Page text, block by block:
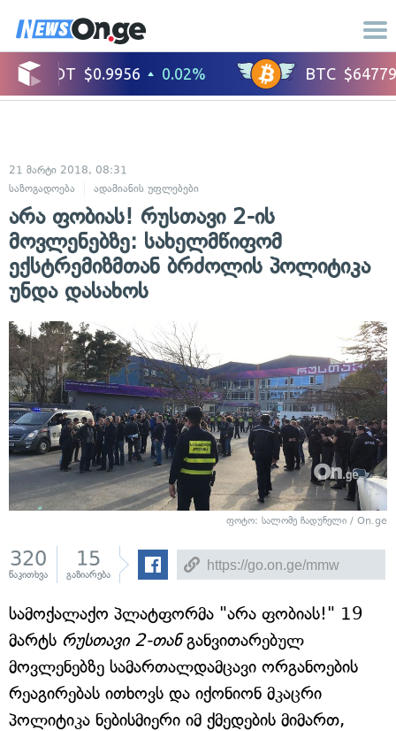
21 მარტი 2018, 08:31
საზოგადოება
ადამიანის უფლებები
არა ფობიას! რუსთავი 2-ის
მოვლენებზე: სახელმწიფომ
ექსტრემიზმთან ბრძოლის პოლიტიკა
უნდა დასახოს
ფოტო: სალომე ჩადუნელი / On.ge
320
წაკითხვა
15
გაზიარება
სამოქალაქო პლატფორმა "არა ფობიას!" 19
მარტს რუსთავი 2-თანგანვითარებულ
მოვლენებზე სამართალდამცავი ორგანოების
რეაგირებას ითხოვს და იქონიონ მკაცრი
პოლიტიკა ნებისმიერი იმ ქმედების მიმართ,